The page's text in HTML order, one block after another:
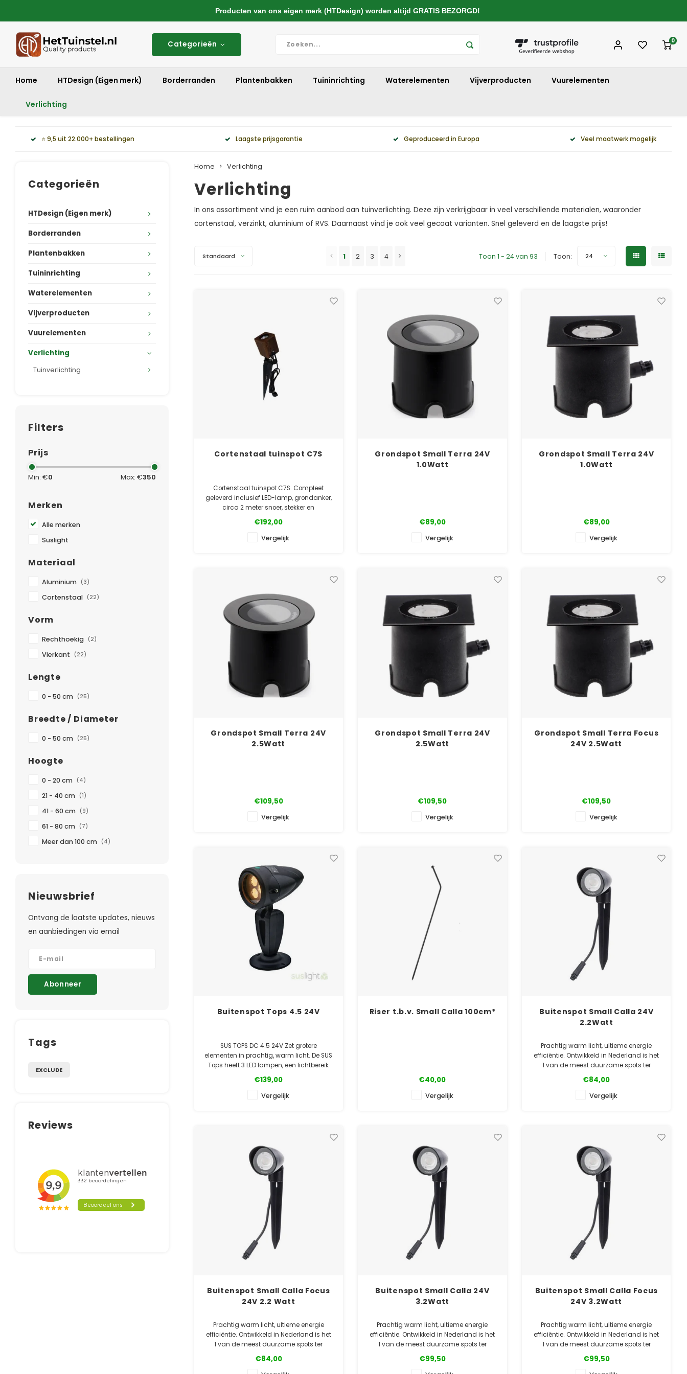
Categorieën 0
Home HTDesign (Eigen merk) Borderranden Plantenbakken Tuininrichting Waterelementen Vijverproducten Vuurelementen
Verlichting
⭐ 9,5 uit 22.000+ bestellingen Laagste prijsgarantie Geproduceerd in Europa Veel maatwerk mogelijk
Categorieën
HTDesign (Eigen merk)
Borderranden
Plantenbakken
Tuininrichting
Waterelementen
Vijverproducten
Vuurelementen
Verlichting
Tuinverlichting
Filters
Prijs
Min: €0 Max: €350
Merken
Alle merken
Suslight
Materiaal
Aluminium (3)
Cortenstaal (22)
Vorm
Rechthoekig (2)
Vierkant (22)
Lengte
0 - 50 cm (25)
Breedte / Diameter
0 - 50 cm (25)
Hoogte
0 - 20 cm (4)
21 - 40 cm (1)
41 - 60 cm (9)
61 - 80 cm (7)
Meer dan 100 cm (4)
Nieuwsbrief
Ontvang de laatste updates, nieuws
en aanbiedingen via email
Abonneer
Tags
EXCLUDE
Reviews
Home Verlichting
Verlichting
In ons assortiment vind je een ruim aanbod aan tuinverlichting. Deze zijn verkrijgbaar in veel verschillende materialen, waaronder
cortenstaal, verzinkt, aluminium of RVS. Daarnaast vind je ook veel gecoat varianten. Snel geleverd en de laagste prijs!
Standaard 1 2 3 4 Toon 1 - 24 van 93 Toon: 24
Cortenstaal tuinspot C7S
Cortenstaal tuinspot C7S. Compleet
geleverd inclusief LED-lamp, grondanker,
circa 2 meter snoer, stekker en
waterdichte connector. Eenvoudig aan te
sluiten!
€192,00
Vergelijk
Grondspot Small Terra 24V
1.0Watt
€89,00
Vergelijk
Grondspot Small Terra 24V
1.0Watt
€89,00
Vergelijk
Grondspot Small Terra 24V
2.5Watt
€109,50
Vergelijk
Grondspot Small Terra 24V
2.5Watt
€109,50
Vergelijk
Grondspot Small Terra Focus
24V 2.5Watt
€109,50
Vergelijk
Buitenspot Tops 4.5 24V
SUS TOPS DC 4.5 24V Zet grotere
elementen in prachtig, warm licht. De SUS
Tops heeft 3 LED lampen, een lichtbereik
van 600 cm. en een straalhoek van 60°.
✓ Officiële Suslight dealer
€139,00
Vergelijk
Riser t.b.v. Small Calla 100cm*
€40,00
Vergelijk
Buitenspot Small Calla 24V
2.2Watt
Prachtig warm licht, ultieme energie
efficiëntie. Ontwikkeld in Nederland is het
1 van de meest duurzame spots ter
wereld!
✓ Officiële Suslight dealer
€84,00
Vergelijk
Buitenspot Small Calla Focus
24V 2.2 Watt
Prachtig warm licht, ultieme energie
efficiëntie. Ontwikkeld in Nederland is het
1 van de meest duurzame spots ter
wereld!
€84,00
Buitenspot Small Calla 24V
3.2Watt
Prachtig warm licht, ultieme energie
efficiëntie. Ontwikkeld in Nederland is het
1 van de meest duurzame spots ter
wereld!
€99,50
Buitenspot Small Calla Focus
24V 3.2Watt
Prachtig warm licht, ultieme energie
efficiëntie. Ontwikkeld in Nederland is het
1 van de meest duurzame spots ter
wereld!
€99,50
Producten van ons eigen merk (HTDesign) worden altijd GRATIS BEZORGD!